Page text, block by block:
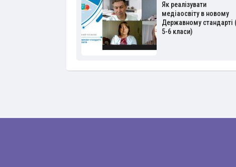
Як реалізувати
медіаосвіту в новому
Державному стандарті
5-6 класи)